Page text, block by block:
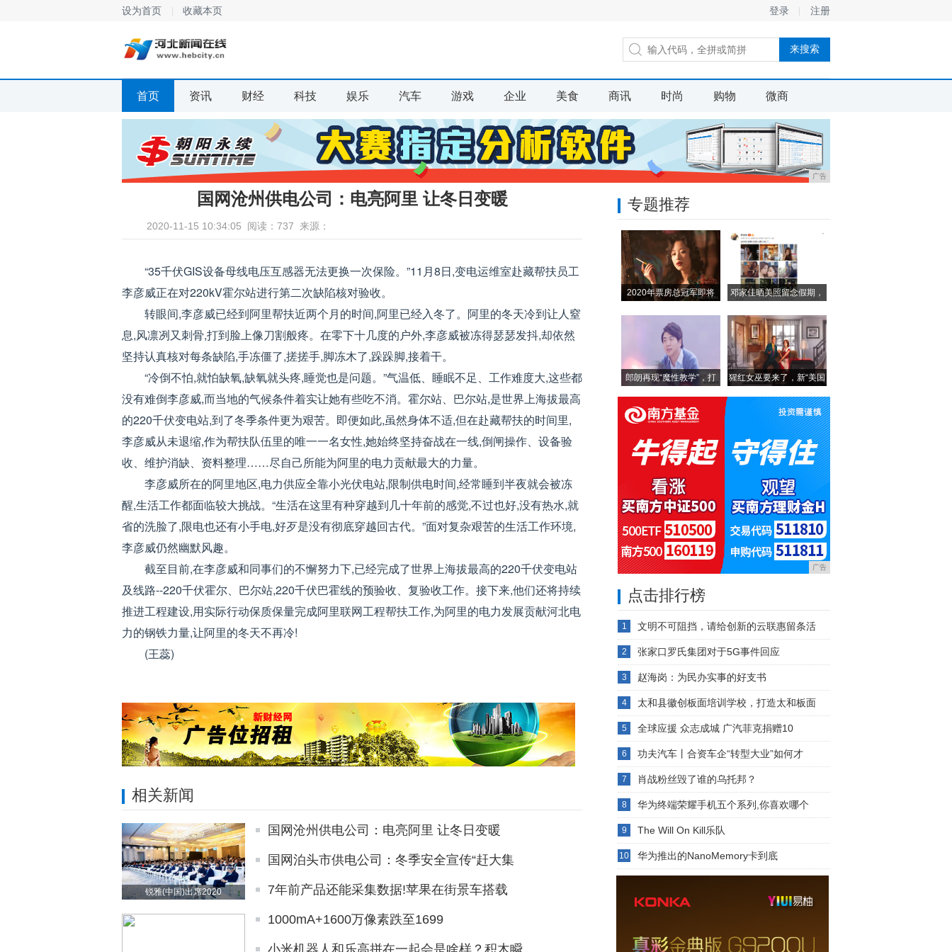
设为首页 收藏本页 登录 注册
首页 资讯 财经 科技 娱乐 汽车 游戏 企业 美食 商讯 时尚 购物 微商
广告
国网沧州供电公司：电亮阿里 让冬日变暖
2020-11-15 10:34:05 阅读：737 来源：
“35千伏GIS设备母线电压互感器无法更换一次保险。”11月8日,变电运维室赴藏帮扶员工
李彦威正在对220kV霍尔站进行第二次缺陷核对验收。
转眼间,李彦威已经到阿里帮扶近两个月的时间,阿里已经入冬了。阿里的冬天冷到让人窒
息,风凛冽又刺骨,打到脸上像刀割般疼。在零下十几度的户外,李彦威被冻得瑟瑟发抖,却依然
坚持认真核对每条缺陷,手冻僵了,搓搓手,脚冻木了,跺跺脚,接着干。
“冷倒不怕,就怕缺氧,缺氧就头疼,睡觉也是问题。”气温低、睡眠不足、工作难度大,这些都
没有难倒李彦威,而当地的气候条件着实让她有些吃不消。霍尔站、巴尔站,是世界上海拔最高
的220千伏变电站,到了冬季条件更为艰苦。即便如此,虽然身体不适,但在赴藏帮扶的时间里,
李彦威从未退缩,作为帮扶队伍里的唯一一名女性,她始终坚持奋战在一线,倒闸操作、设备验
收、维护消缺、资料整理……尽自己所能为阿里的电力贡献最大的力量。
李彦威所在的阿里地区,电力供应全靠小光伏电站,限制供电时间,经常睡到半夜就会被冻
醒,生活工作都面临较大挑战。“生活在这里有种穿越到几十年前的感觉,不过也好,没有热水,就
省的洗脸了,限电也还有小手电,好歹是没有彻底穿越回古代。”面对复杂艰苦的生活工作环境,
李彦威仍然幽默风趣。
截至目前,在李彦威和同事们的不懈努力下,已经完成了世界上海拔最高的220千伏变电站
及线路--220千伏霍尔、巴尔站,220千伏巴霍线的预验收、复验收工作。接下来,他们还将持续
推进工程建设,用实际行动保质保量完成阿里联网工程帮扶工作,为阿里的电力发展贡献河北电
力的钢铁力量,让阿里的冬天不再冷!
(王蕊)
相关新闻
锐雅(中国)出席2020
国网沧州供电公司：电亮阿里 让冬日变暖
国网泊头市供电公司：冬季安全宣传“赶大集
7年前产品还能采集数据!苹果在街景车搭载
1000mA+1600万像素跌至1699
小米机器人和乐高拼在一起会是啥样？积木瞬
专题推荐
2020年票房总冠军即将
邓家佳晒美照留念假期，
郎朗再现“魔性教学”，打 猩红女巫要来了，新“美国
广告
点击排行榜
1 文明不可阻挡，请给创新的云联惠留条活
2 张家口罗氏集团对于5G事件回应
3 赵海岗：为民办实事的好支书
4 太和县徽创板面培训学校，打造太和板面
5 全球应援 众志成城 广汽菲克捐赠10
6 功夫汽车丨合资车企“转型大业”如何才
7 肖战粉丝毁了谁的乌托邦？
8 华为终端荣耀手机五个系列,你喜欢哪个
9 The Will On Kill乐队
10 华为推出的NanoMemory卡到底